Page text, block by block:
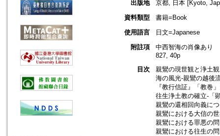
出版地
京都, 日本 [Kyoto,
資料類型
書籍=Book
使用語言
日文=Japanese
附註項
中西智海の肖像あり
827, 40p
目次
親鸞の現世観と浄土
海の風光-親鸞の越後
『教行信証』「教巻
往生浄土教の確立-「
親鸞の還相回向義に
親鸞における大信の
親鸞における罪悪の
親鸞における往生の